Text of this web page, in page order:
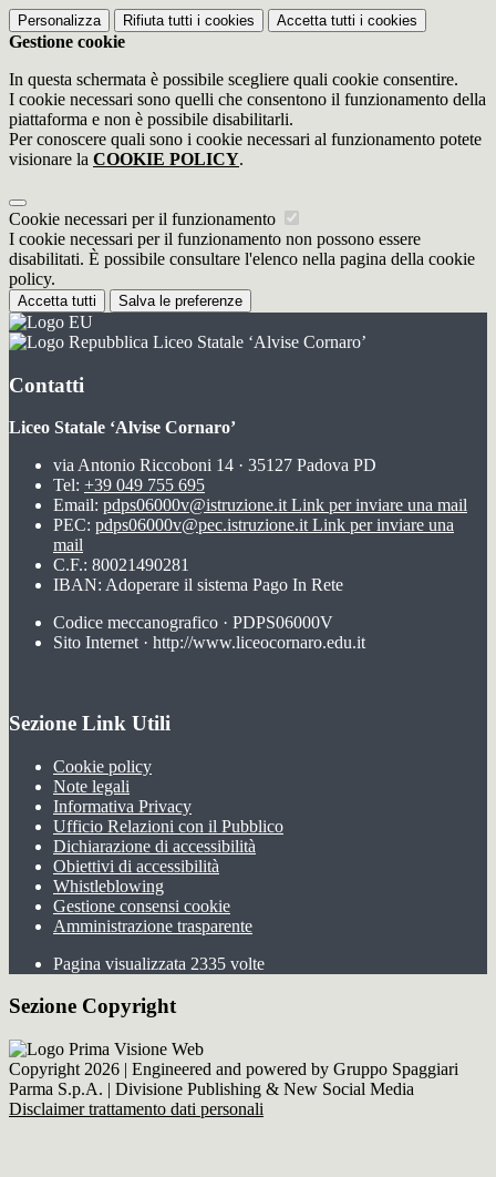
Personalizza Rifiuta tutti i cookies Accetta tutti i cookies
Gestione cookie
In questa schermata è possibile scegliere quali cookie consentire.
I cookie necessari sono quelli che consentono il funzionamento della
piattaforma e non è possibile disabilitarli.
Per conoscere quali sono i cookie necessari al funzionamento potete
visionare la COOKIE POLICY.
Cookie necessari per il funzionamento
I cookie necessari per il funzionamento non possono essere
disabilitati. È possibile consultare l'elenco nella pagina della cookie
policy.
Accetta tutti Salva le preferenze
Liceo Statale ‘Alvise Cornaro’
Contatti
Liceo Statale ‘Alvise Cornaro’
via Antonio Riccoboni 14 · 35127 Padova PD
Tel: +39 049 755 695
Email: pdps06000v@istruzione.it Link per inviare una mail
PEC: pdps06000v@pec.istruzione.it Link per inviare una
mail
C.F.: 80021490281
IBAN: Adoperare il sistema Pago In Rete
Codice meccanografico · PDPS06000V
Sito Internet · http://www.liceocornaro.edu.it
Sezione Link Utili
Cookie policy
Note legali
Informativa Privacy
Ufficio Relazioni con il Pubblico
Dichiarazione di accessibilità
Obiettivi di accessibilità
Whistleblowing
Gestione consensi cookie
Amministrazione trasparente
Pagina visualizzata 2335 volte
Sezione Copyright
Copyright 2026 | Engineered and powered by Gruppo Spaggiari
Parma S.p.A. | Divisione Publishing & New Social Media
Disclaimer trattamento dati personali